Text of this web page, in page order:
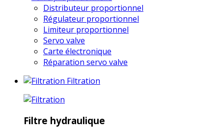
Distributeur proportionnel
Régulateur proportionnel
Limiteur proportionnel
Servo valve
Carte électronique
Réparation servo valve
Filtration
Filtre hydraulique